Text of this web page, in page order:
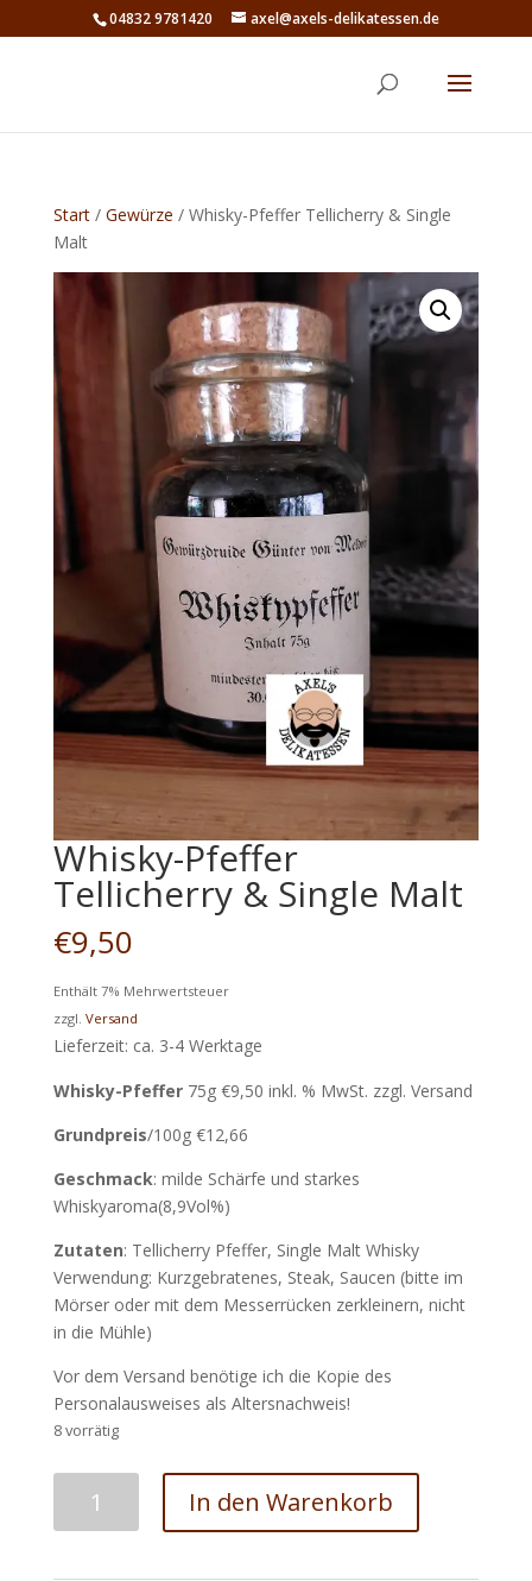
04832 9781420 axel@axels-delikatessen.de
Start/ Gewürze / Whisky-Pfeffer Tellicherry & Single
Malt
Whisky-Pfeffer
Tellicherry & Single Malt
€9,50
Enthält 7% Mehrwertsteuer
zzgl. Versand
Lieferzeit: ca. 3-4 Werktage
Whisky-Pfeffer75g €9,50 inkl. % MwSt. zzgl. Versand
Grundpreis/100g €12,66
Geschmack: milde Schärfe und starkes
Whiskyaroma(8,9Vol%)
Zutaten: Tellicherry Pfeffer, Single Malt Whisky
Verwendung: Kurzgebratenes, Steak, Saucen (bitte im
Mörser oder mit dem Messerrücken zerkleinern, nicht
in die Mühle)
Vor dem Versand benötige ich die Kopie des
Personalausweises als Altersnachweis!
8 vorrätig
Pfeffer
In den Warenkorb